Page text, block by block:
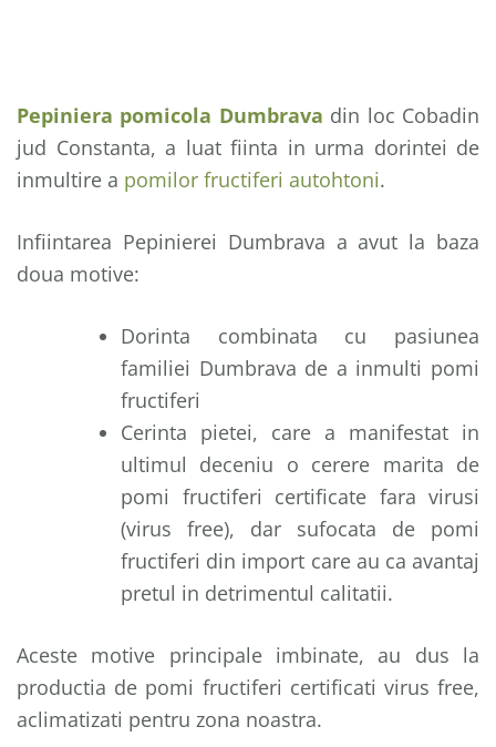
Pepiniera pomicola Dumbrava din loc Cobadin
jud Constanta, a luat fiinta in urma dorintei de
inmultire a pomilor fructiferi autohtoni.
Infiintarea Pepinierei Dumbrava a avut la baza
doua motive:
Dorinta combinata cu pasiunea
familiei Dumbrava de a inmulti pomi
fructiferi
Cerinta pietei, care a manifestat in
ultimul deceniu o cerere marita de
pomi fructiferi certificate fara virusi
(virus free), dar sufocata de pomi
fructiferi din import care au ca avantaj
pretul in detrimentul calitatii.
Aceste motive principale imbinate, au dus la
productia de pomi fructiferi certificati virus free,
aclimatizati pentru zona noastra.